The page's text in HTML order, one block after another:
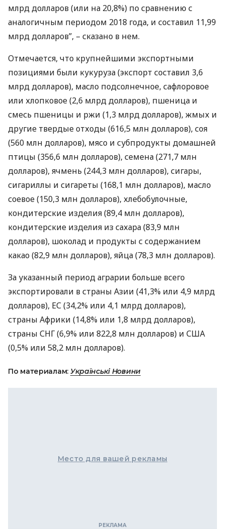
млрд долларов (или на 20,8%) по сравнению с
аналогичным периодом 2018 года, и составил 11,99
млрд долларов”, – сказано в нем.
Отмечается, что крупнейшими экспортными
позициями были кукуруза (экспорт составил 3,6
млрд долларов), масло подсолнечное, сафлоровое
или хлопковое (2,6 млрд долларов), пшеница и
смесь пшеницы и ржи (1,3 млрд долларов), жмых и
другие твердые отходы (616,5 млн долларов), соя
(560 млн долларов), мясо и субпродукты домашней
птицы (356,6 млн долларов), семена (271,7 млн ​​
долларов), ячмень (244,3 млн долларов), сигары,
сигариллы и сигареты (168,1 млн долларов), масло
соевое (150,3 млн долларов), хлебобулочные,
кондитерские изделия (89,4 млн долларов),
кондитерские изделия из сахара (83,9 млн
долларов), шоколад и продукты с содержанием
какао (82,9 млн долларов), яйца (78,3 млн долларов).
За указанный период аграрии больше всего
экспортировали в страны Азии (41,3% или 4,9 млрд
долларов), ЕС (34,2% или 4,1 млрд долларов),
страны Африки (14,8% или 1,8 млрд долларов),
страны СНГ(6,9% или 822,8 млн долларов) и США
(0,5% или 58,2 млн долларов).
По материалам: Українські Новини
Место для вашей рекламы